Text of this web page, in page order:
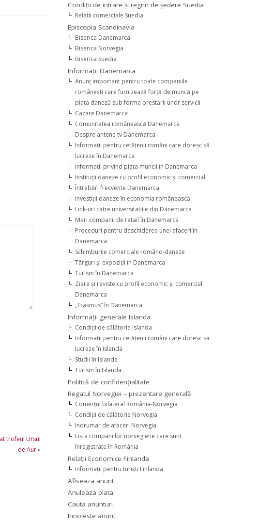
trofeul Ursul
de Aur»
Condiţii de intrare şi regim de şedere Suedia
Relatii comerciale Suedia
Episcopia Scandinavia
Biserica Danemarca
Biserica Norvegia
Biserica Suedia
Informaţii Danemarca
Anunţ important pentru toate companiile
româneşti care furnizează forţă de muncă pe
piaţa daneză sub forma prestării unor servicii
Cazare Danemarca
Comunitatea românească Danemarca
Despre antene tv Danemarca
Informaţii pentru cetăţenii români care doresc să
lucreze în Danemarca
Informaţii privind piaţa muncii în Danemarca
Instituţii daneze cu profil economic şi comercial
Întrebări frecvente Danemarca
Investiţii daneze în economia românească
Link-uri catre universitatiile din Danemarca
Mari companii de retail în Danemarca
Proceduri pentru deschiderea unei afaceri în
Danemarca
Schimburile comerciale româno-daneze
Târguri şi expoziţii în Danemarca
Turism în Danemarca
Ziare şi reviste cu profil economic şi comercial
Danemarca
„Erasmus” în Danemarca
Informaţii generale Islanda
Condiţii de călătorie Islanda
Informaţii pentru cetăţenii români care doresc sa
lucreze în Islanda
Studii în Islanda
Turism în Islanda
Politică de confidențialitate
Regatul Norvegiei – prezentare generală
Comerţul bilateral România-Norvegia
Condiții de călătorie Norvegia
Indrumar de afaceri Norvegia
Lista companiilor norvegiene care sunt
înregistrate în România
Relaţii Economice Finlanda
Informaţii pentru turişti Finlanda
Afiseaza anunt
Anuleaza plata
Cauta anunturi
Innoieste anunt